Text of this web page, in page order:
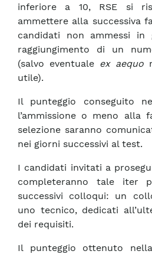
inferiore a 10, RSE si
ammettere alla successiva
candidati non ammessi
raggiungimento di un
(salvo eventuale ex aequo
utile).
Il punteggio conseguito
l’ammissione o meno alla
selezione saranno
nei giorni successivi al test.
I candidati invitati a
completeranno tale iter
successivi colloqui: un
uno tecnico, dedicati
dei requisiti.
Il punteggio ottenuto